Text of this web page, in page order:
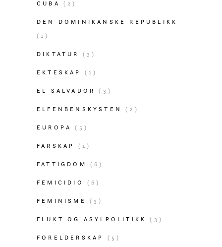
CUBA (2)
DEN DOMINIKANSKE REPUBLIKK
(1)
DIKTATUR (3)
EKTESKAP (1)
EL SALVADOR (3)
ELFENBENSKYSTEN (2)
EUROPA (5)
FARSKAP (1)
FATTIGDOM (6)
FEMICIDIO (6)
FEMINISME (3)
FLUKT OG ASYLPOLITIKK (3)
FORELDERSKAP (5)